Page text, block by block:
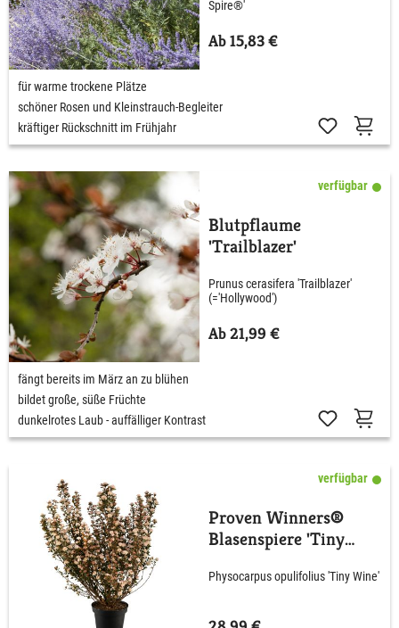
Spire®'
Ab 15,83 €
für warme trockene Plätze
schöner Rosen und Kleinstrauch-Begleiter
kräftiger Rückschnitt im Frühjahr
verfügbar
Blutpflaume
'Trailblazer'
Prunus cerasifera 'Trailblazer'
(='Hollywood')
Ab 21,99 €
fängt bereits im März an zu blühen
bildet große, süße Früchte
dunkelrotes Laub - auffälliger Kontrast
verfügbar
Proven Winners®
Blasenspiere 'Tiny
Physocarpus opulifolius 'Tiny Wine'